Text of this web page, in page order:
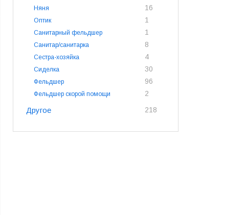
Няня 16
Оптик 1
Санитарный фельдшер 1
Санитар/санитарка 8
Сестра-хозяйка 4
Сиделка 30
Фельдшер 96
Фельдшер скорой помощи 2
Другое 218